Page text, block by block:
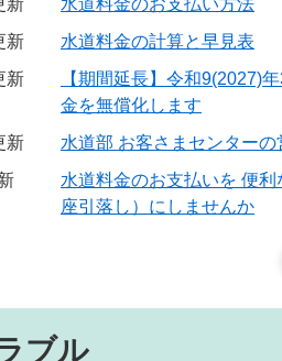
新
水道料金のお支払い方法
新
水道料金の計算と早見表
新
【期間延長】令和9(2027)
金を無償化します
新
水道部 お客さまセンターの
水道料金のお支払いを 便
座引落し）にしませんか
ブル